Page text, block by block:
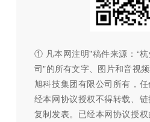
① 凡本网注明"稿件来源：“
司"的所有文字、图片和音视
旭科技集团有限公司所有，
经本网协议授权不得转载、
复制发表。已经本网协议授